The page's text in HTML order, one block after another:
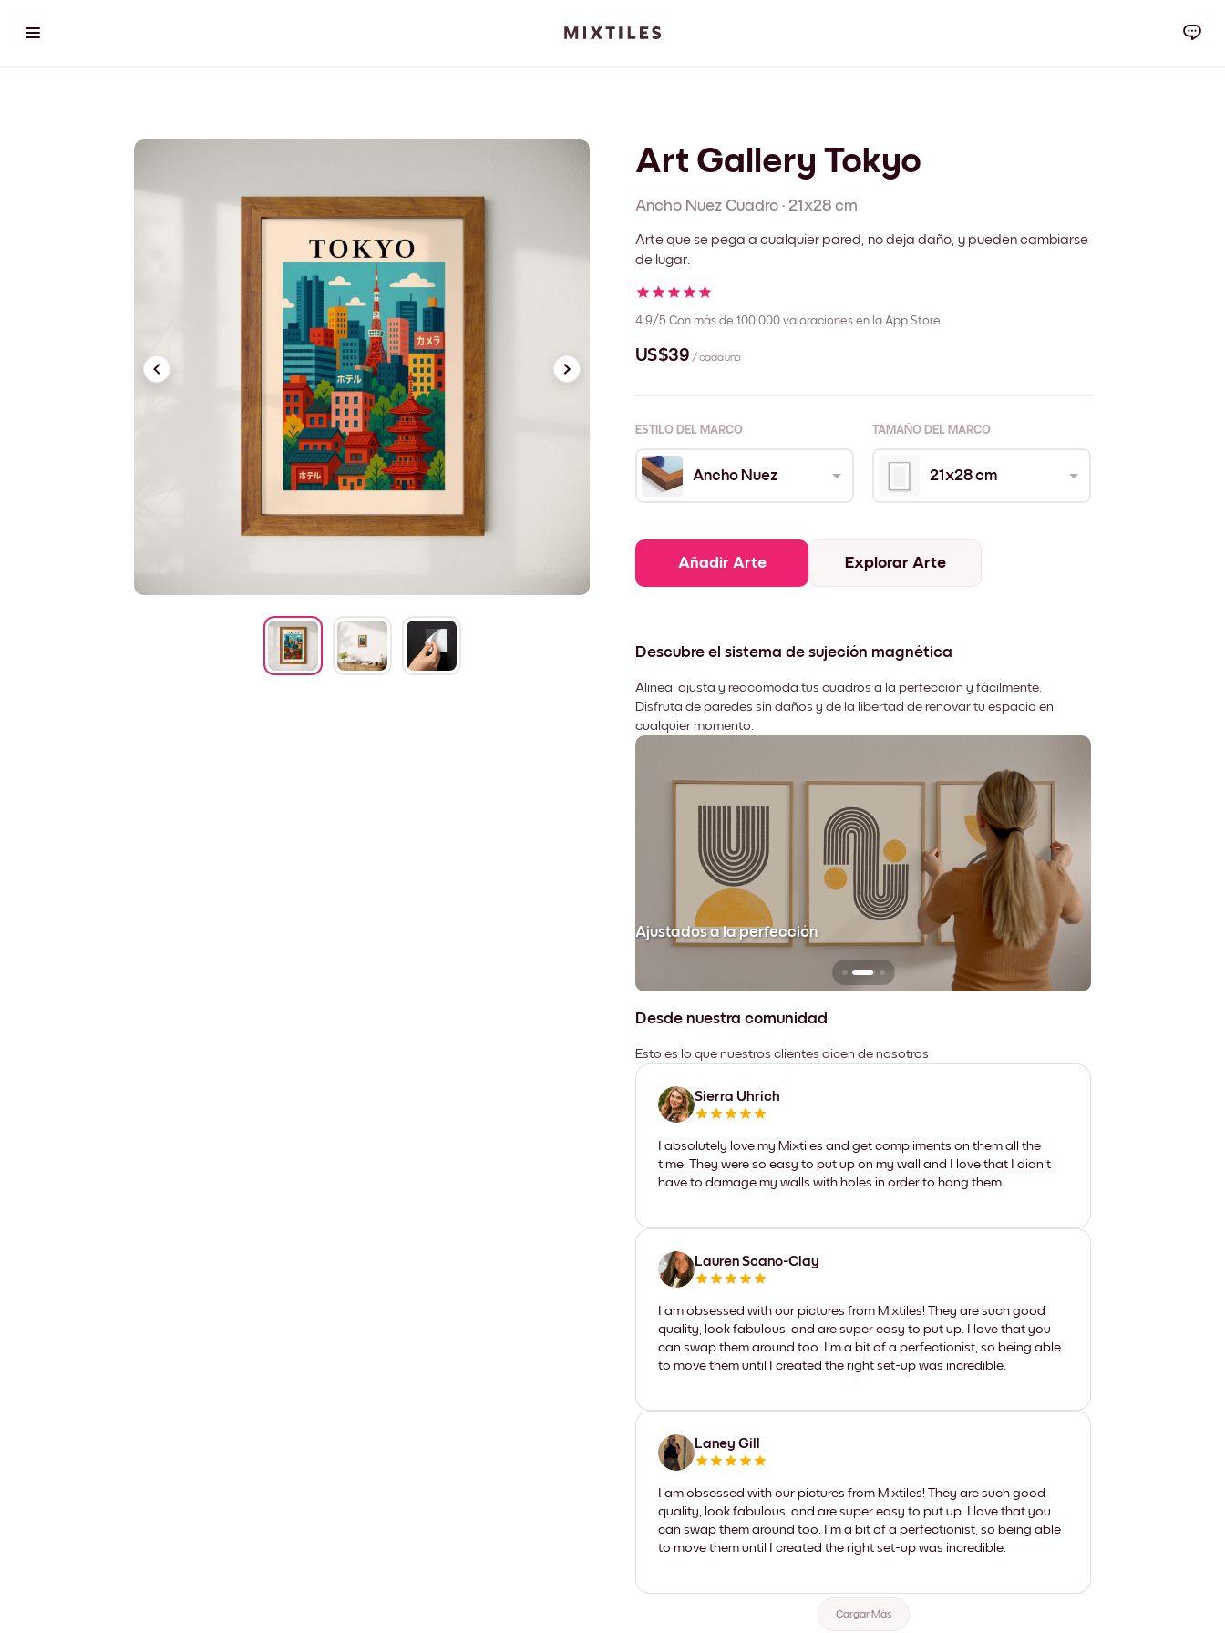
Art Gallery Tokyo
Ancho Nuez Cuadro · 21x28 cm
Arte que se pega a cualquier pared, no deja daño, y pueden cambiarse
de lugar.
4.9/5 Con más de 100.000 valoraciones en la App Store
US$39 / cada uno
ESTILO DEL MARCO TAMAÑO DEL MARCO
Ancho Nuez 21x28 cm
Añadir Arte Explorar Arte
Descubre el sistema de sujeción magnética
Alinea, ajusta y reacomoda tus cuadros a la perfección y fácilmente.
Disfruta de paredes sin daños y de la libertad de renovar tu espacio en
cualquier momento.
Ajustados a la perfección
Desde nuestra comunidad
Esto es lo que nuestros clientes dicen de nosotros
Sierra Uhrich
I absolutely love my Mixtiles and get compliments on them all the
time. They were so easy to put up on my wall and I love that I didn't
have to damage my walls with holes in order to hang them.
Lauren Scano-Clay
I am obsessed with our pictures from Mixtiles! They are such good
quality, look fabulous, and are super easy to put up. I love that you
can swap them around too. I'm a bit of a perfectionist, so being able
to move them until I created the right set-up was incredible.
Laney Gill
I am obsessed with our pictures from Mixtiles! They are such good
quality, look fabulous, and are super easy to put up. I love that you
can swap them around too. I'm a bit of a perfectionist, so being able
to move them until I created the right set-up was incredible.
Cargar Más